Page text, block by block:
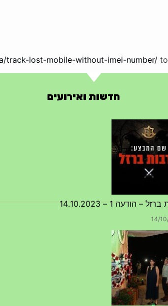
track-lost-mobile-without-imei-number/
חדשות ואירועים
– הודעה 1 – 14.10.2023
14/
השנתי 2023 נערך ב 5/9/2023 באנדרטה
07/